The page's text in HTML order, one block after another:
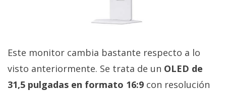
Este monitor cambia bastante respecto a lo
visto anteriormente. Se trata de un OLED de
31,5 pulgadas en formato 16:9 con resolución